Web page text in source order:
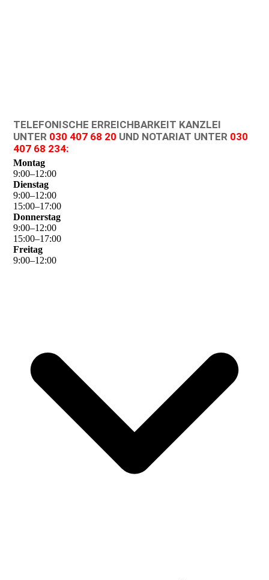
TELEFONISCHE ERREICHBARKEIT KANZLEI
UNTER 030 407 68 20 UND NOTARIAT UNTER 030
407 68 234:
Montag
9:00–12:00
Dienstag
9:00–12:00
15:00–17:00
Donnerstag
9:00–12:00
15:00–17:00
Freitag
9:00–12:00